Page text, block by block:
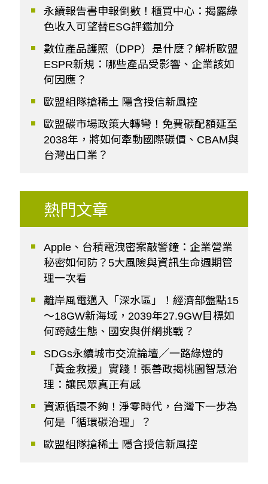
永續報告書申報倒數！櫃買中心：揭露綠
色收入可望替ESG評鑑加分
數位產品護照（DPP）是什麼？解析歐盟
ESPR新規：哪些產品受影響、企業該如
何因應？
歐盟組隊搶稀土 隱含授信新風控
歐盟碳市場政策大轉彎！免費碳配額延至
2038年，將如何牽動國際碳價、CBAM與
台灣出口業？
熱門文章
Apple、台積電洩密案敲警鐘：企業營業
秘密如何防？5大風險與資訊生命週期管
理一次看
離岸風電邁入「深水區」！經濟部盤點15
～18GW新海域，2039年27.9GW目標如
何跨越生態、國安與併網挑戰？
SDGs永續城市交流論壇／一路綠燈的
「黃金救援」實踐！張善政揭桃園智慧治
理：讓民眾真正有感
資源循環不夠！淨零時代，台灣下一步為
何是「循環碳治理」？
歐盟組隊搶稀土 隱含授信新風控